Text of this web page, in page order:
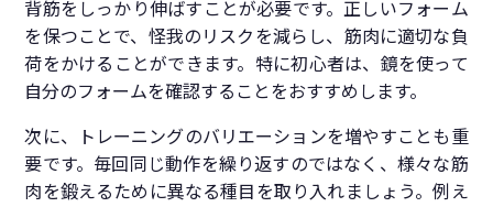
背筋をしっかり伸ばすことが必要です。正しいフォーム
を保つことで、怪我のリスクを減らし、筋肉に適切な負
荷をかけることができます。特に初心者は、鏡を使って
自分のフォームを確認することをおすすめします。
次に、トレーニングのバリエーションを増やすことも重
要です。毎回同じ動作を繰り返すのではなく、様々な筋
肉を鍛えるために異なる種目を取り入れましょう。例え